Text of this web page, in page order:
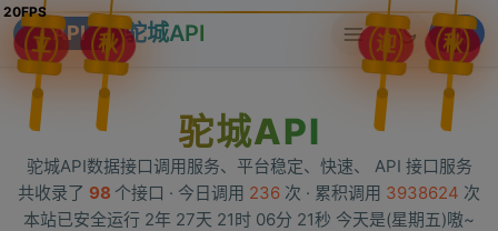
立 秋 迎 秋
API 驼城API
驼城API
驼城API数据接口调用服务、平台稳定、快速、 API 接口服务
共收录了 98 个接口 · 今日调用 236 次 · 累积调用 3938624 次
本站已安全运行 2年 27天 21时 06分 21秒 今天是(星期五)嗷~